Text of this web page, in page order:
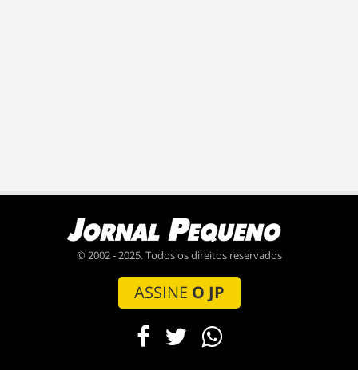
© 2002 - 2025. Todos os direitos reservados
ASSINE O JP